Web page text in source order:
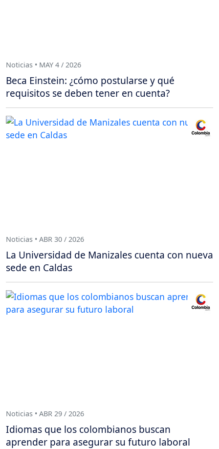
Noticias • MAY 4 / 2026
Beca Einstein: ¿cómo postularse y qué
requisitos se deben tener en cuenta?
Noticias • ABR 30 / 2026
La Universidad de Manizales cuenta con nueva
sede en Caldas
Noticias • ABR 29 / 2026
Idiomas que los colombianos buscan
aprender para asegurar su futuro laboral